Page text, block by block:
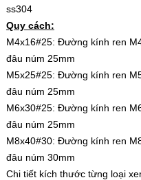
ss304
Quy cách:
M4x16#25: Đường kính ren
đâu núm 25mm
M5x25#25: Đường kính ren
đâu núm 25mm
M6x30#25: Đường kính ren
đâu núm 25mm
M8x40#30: Đường kính ren
đâu núm 30mm
Chi tiết kích thước từng loại